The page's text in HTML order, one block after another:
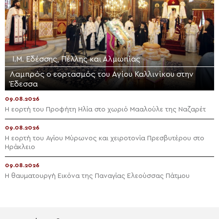
Ι.Μ. Εδέσσης, Πέλλης και Αλμωπίας
Λαμπρός ο εορτασμός του Αγίου Καλλινίκου στην
Έδεσσα
09.08.2026
Η εορτή του Προφήτη Ηλία στο χωριό Μααλούλε της Ναζαρέτ
09.08.2026
Η εορτή του Αγίου Μύρωνος και χειροτονία Πρεσβυτέρου στο
Ηράκλειο
09.08.2026
Η θαυματουργή Εικόνα της Παναγίας Ελεούσσας Πάτμου